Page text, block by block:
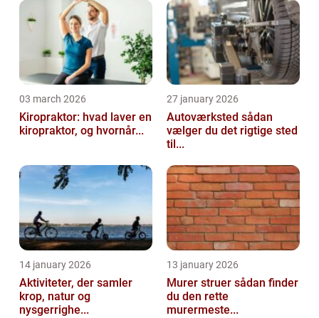
03 march 2026
Kiropraktor: hvad laver en
kiropraktor, og hvornår...
27 january 2026
Autoværksted sådan
vælger du det rigtige sted
til...
14 january 2026
Aktiviteter, der samler
krop, natur og
nysgerrighe...
13 january 2026
Murer struer sådan finder
du den rette
murermeste...